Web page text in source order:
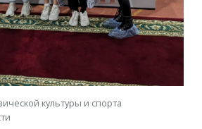
культуры и спорта